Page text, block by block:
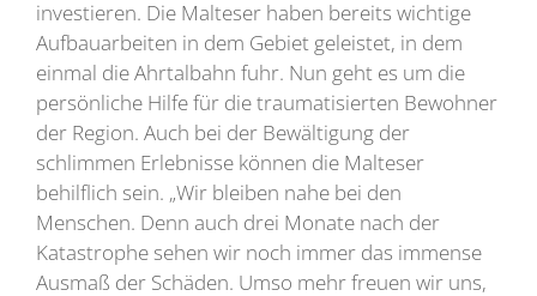
investieren. Die Malteser haben bereits wichtige
Aufbauarbeiten in dem Gebiet geleistet, in dem
einmal die Ahrtalbahn fuhr. Nun geht es um die
persönliche Hilfe für die traumatisierten Bewohner
der Region. Auch bei der Bewältigung der
schlimmen Erlebnisse können die Malteser
behilflich sein. „Wir bleiben nahe bei den
Menschen. Denn auch drei Monate nach der
Katastrophe sehen wir noch immer das immense
Ausmaß der Schäden. Umso mehr freuen wir uns,